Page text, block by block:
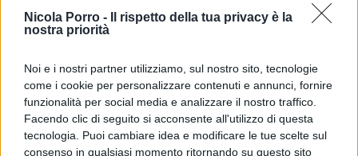
Nicola Porro -
Il rispetto della tua privacy è la
nostra priorità
Noi e i nostri partner utilizziamo, sul nostro sito, tecnologie
come i cookie per personalizzare contenuti e annunci, fornire
funzionalità per social media e analizzare il nostro traffico.
Facendo clic di seguito si acconsente all'utilizzo di questa
tecnologia. Puoi cambiare idea e modificare le tue scelte sul
consenso in qualsiasi momento ritornando su questo sito
riposizionamento delle quote azionarie dei tre
soci. Le tre banche dei tre soci devono
decisioni dei tre azionisti, il tutto regolarizzato con
contratti notarili. Responsabilità delle tre banche
nell’operazione: zero. Invece, tutte aprono una
pratica, chiedendo documentazioni di ogni tipo, in